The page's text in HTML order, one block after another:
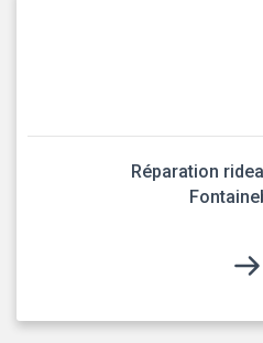
Réparation